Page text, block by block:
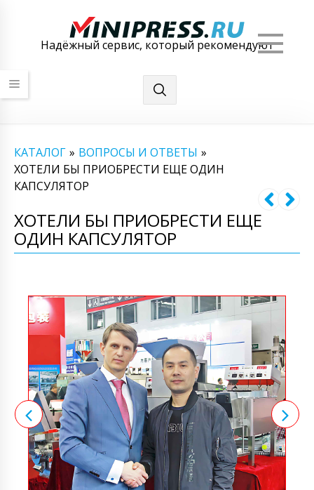
Надёжный сервис, который рекомендуют
КАТАЛОГ » ВОПРОСЫ И ОТВЕТЫ »
ХОТЕЛИ БЫ ПРИОБРЕСТИ ЕЩЕ ОДИН
КАПСУЛЯТОР
ХОТЕЛИ БЫ ПРИОБРЕСТИ ЕЩЕ
ОДИН КАПСУЛЯТОР